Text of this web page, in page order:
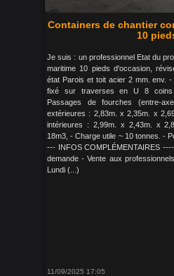
Containers de chantier
10
Je suis : un professionnel Etat du
maritime 10 pieds d'occasion,
état Parois et toit acier 2 mm. env.
fixé sur traverses en U 8 coins
Passages de fourches (entre-
extérieures : 2,83m. x 2,35m. x
intérieures : 2,99m. x 2,43m. x
18m3, - Charge utile ~ 10 tonnes. -
--- INFOS COMPLÉMENTAIRES
demande - Vente aux
Lundi (...)
11/09/2025 17:05